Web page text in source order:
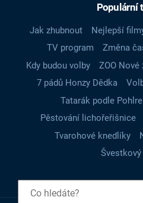
Populární
Jak zhubnout Nejlepší
TV program
Změna
Kdy budou volby
ZOO Nové
7 pádů Honzy Dědka
Tatarák podle
Pěstování lichořeřišnice
Tvarohové knedlíky